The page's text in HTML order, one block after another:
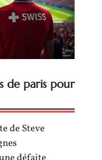
de paris pour
de Steve